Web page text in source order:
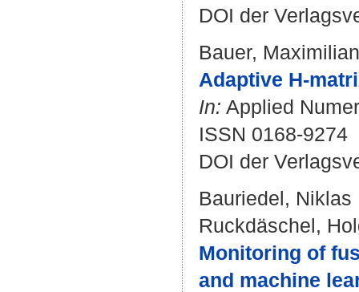
DOI der
Bauer, Maximilian
Adaptive H-
In: Applied
ISSN 0168-9274
DOI der
Bauriedel, Niklas
Ruckdäschel,
Monitoring of
and machine